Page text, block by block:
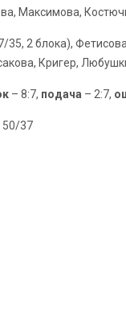
Максимова,
35, 2 блока),
Кригер,
– 8:7, подача – 2:7,
50/37